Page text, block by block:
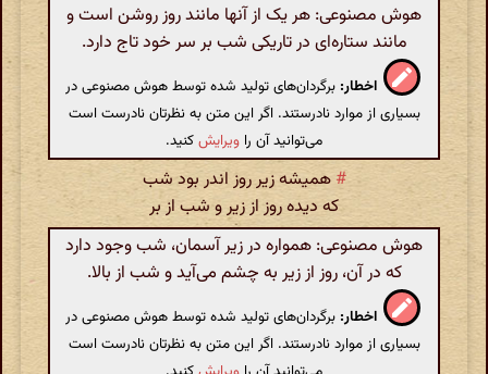
هوش مصنوعی: هر یک از آنها مانند روز روشن است و
مانند ستاره‌ای در تاریکی شب بر سر خود تاج دارد.
اخطار: برگردان‌های تولید شده توسط هوش مصنوعی در
بسیاری از موارد نادرستند. اگر این متن به نظرتان نادرست است
می‌توانید آن را ویرایشکنید.
# همیشه زیر روز اندر بود شب
که دیده روز از زیر و شب از بر
هوش مصنوعی: همواره در زیر آسمان، شب وجود دارد
که در آن، روز از زیر به چشم می‌آید و شب از بالا.
اخطار: برگردان‌های تولید شده توسط هوش مصنوعی در
بسیاری از موارد نادرستند. اگر این متن به نظرتان نادرست است